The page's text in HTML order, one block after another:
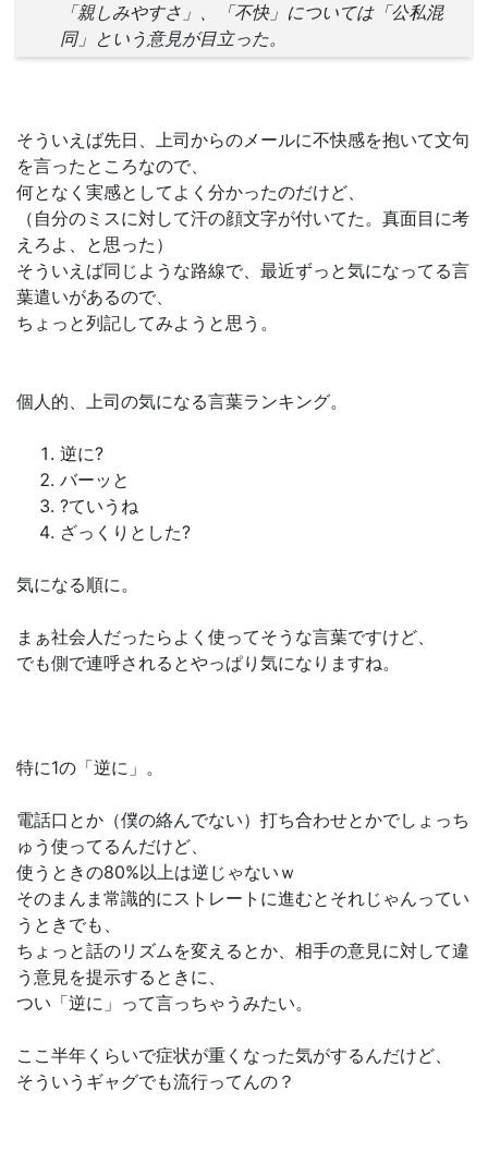
「親しみやすさ」、「不快」については「公私混
同」という意見が目立った。
そういえば先日、上司からのメールに不快感を抱いて文句
を言ったところなので、
何となく実感としてよく分かったのだけど、
（自分のミスに対して汗の顔文字が付いてた。真面目に考
えろよ、と思った）
そういえば同じような路線で、最近ずっと気になってる言
葉遣いがあるので、
ちょっと列記してみようと思う。
個人的、上司の気になる言葉ランキング。
逆に?
バーッと
?ていうね
ざっくりとした?
気になる順に。
まぁ社会人だったらよく使ってそうな言葉ですけど、
でも側で連呼されるとやっぱり気になりますね。
特に1の「逆に」。
電話口とか（僕の絡んでない）打ち合わせとかでしょっち
ゅう使ってるんだけど、
使うときの80%以上は逆じゃないｗ
そのまんま常識的にストレートに進むとそれじゃんってい
うときでも、
ちょっと話のリズムを変えるとか、相手の意見に対して違
う意見を提示するときに、
つい「逆に」って言っちゃうみたい。
ここ半年くらいで症状が重くなった気がするんだけど、
そういうギャグでも流行ってんの？